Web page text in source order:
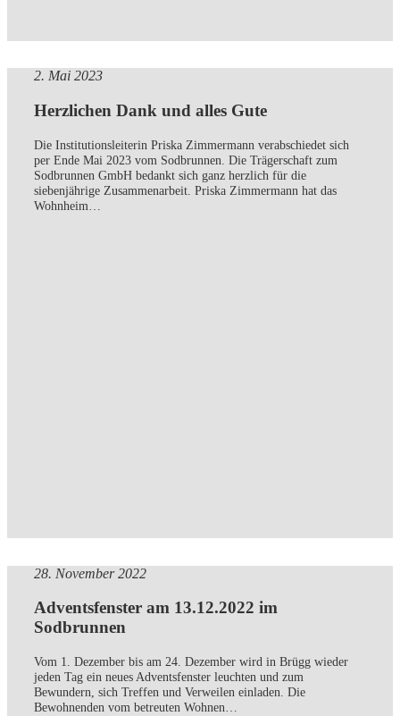
2. Mai 2023
Herzlichen Dank und alles Gute
Die Institutionsleiterin Priska Zimmermann verabschiedet sich
per Ende Mai 2023 vom Sodbrunnen. Die Trägerschaft zum
Sodbrunnen GmbH bedankt sich ganz herzlich für die
siebenjährige Zusammenarbeit. Priska Zimmermann hat das
Wohnheim…
28. November 2022
Adventsfenster am 13.12.2022 im
Sodbrunnen
Vom 1. Dezember bis am 24. Dezember wird in Brügg wieder
jeden Tag ein neues Adventsfenster leuchten und zum
Bewundern, sich Treffen und Verweilen einladen. Die
Bewohnenden vom betreuten Wohnen…